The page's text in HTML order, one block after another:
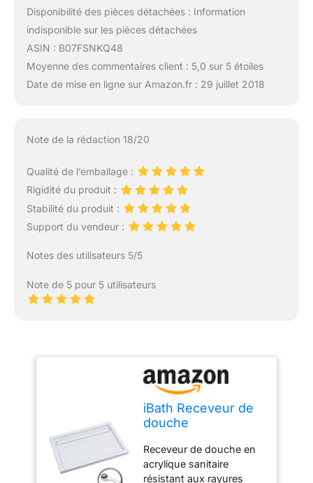
Disponibilité des pièces détachées : Information
indisponible sur les pièces détachées
ASIN : B07FSNKQ48
Moyenne des commentaires client : 5,0 sur 5 étoiles
Date de mise en ligne sur Amazon.fr : 29 juillet 2018
Note de la rédaction 18/20
Qualité de l’emballage :
Rigidité du produit :
Stabilité du produit :
Support du vendeur :
Notes des utilisateurs 5/5
Note de 5 pour 5 utilisateurs
iBath Receveur de
douche
salle de bain,
cabine de douche
Receveur de douche en
acrylique sanitaire
résistant aux rayures